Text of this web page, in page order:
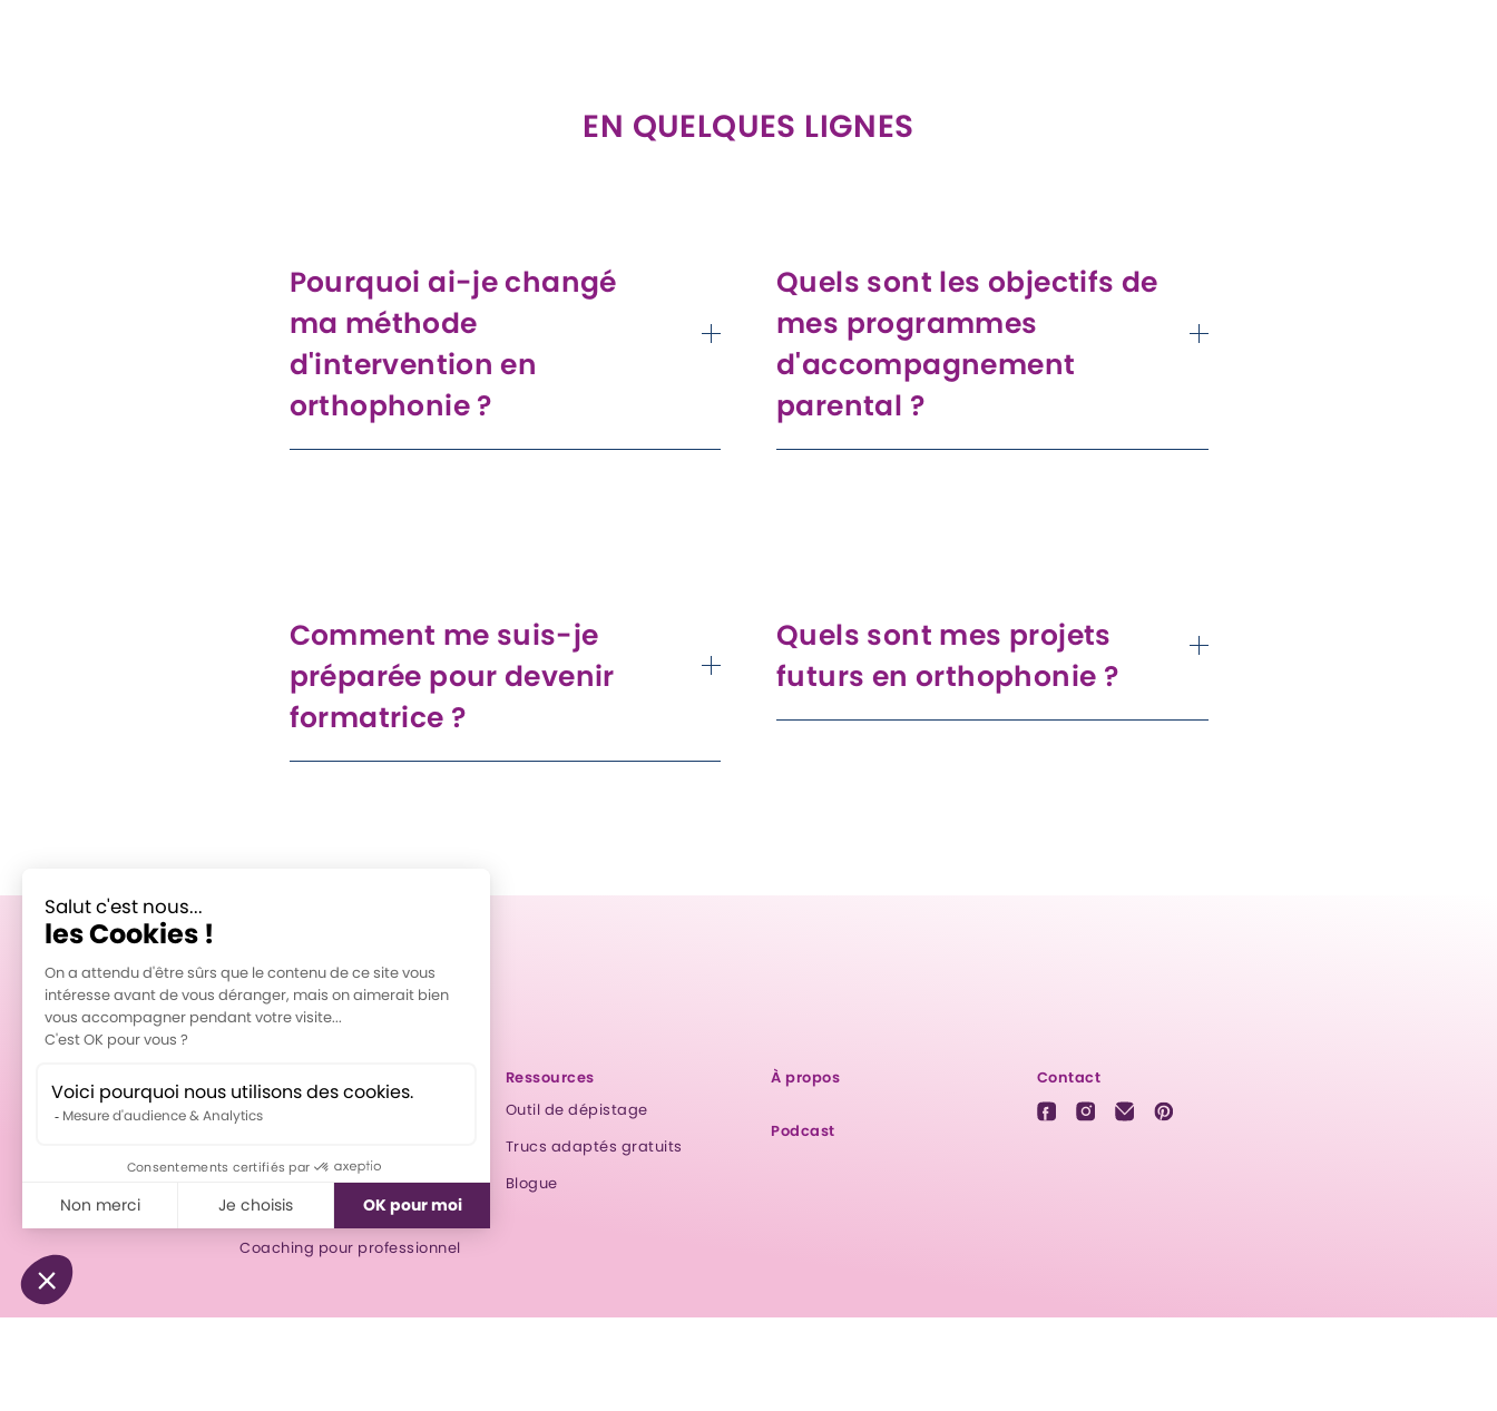
EN QUELQUES LIGNES
Pourquoi ai-je changé
ma méthode
d'intervention en
orthophonie ?
Quels sont les objectifs de
mes programmes
d'accompagnement
parental ?
Comment me suis-je
préparée pour devenir
formatrice ?
Quels sont mes projets
futurs en orthophonie ?
Les PROS du langage
Cible langage
TDL en classe
Coaching pour professionnel
Ressources
Outil de dépistage
Trucs adaptés gratuits
Blogue
À propos
Podcast
Contact